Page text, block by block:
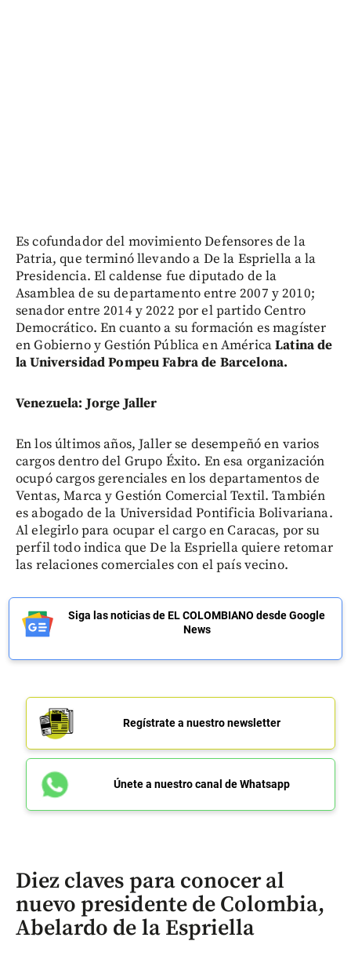
Es cofundador del movimiento Defensores de la
Patria, que terminó llevando a De la Espriella a la
Presidencia. El caldense fue diputado de la
Asamblea de su departamento entre 2007 y 2010;
senador entre 2014 y 2022 por el partido Centro
Democrático. En cuanto a su formación es magíster
en Gobierno y Gestión Pública en AméricaLatina de
la Universidad Pompeu Fabra de Barcelona.
Venezuela: Jorge Jaller
En los últimos años, Jaller se desempeñó en varios
cargos dentro del Grupo Éxito. En esa organización
ocupó cargos gerenciales en los departamentos de
Ventas, Marca y Gestión Comercial Textil. También
es abogado de la Universidad Pontificia Bolivariana.
Al elegirlo para ocupar el cargo en Caracas, por su
perfil todo indica que De la Espriella quiere retomar
las relaciones comerciales con el país vecino.
Siga las noticias de EL COLOMBIANO desde Google
News
Regístrate a nuestro newsletter
Únete a nuestro canal de Whatsapp
Diez claves para conocer al
nuevo presidente de Colombia,
Abelardo de la Espriella